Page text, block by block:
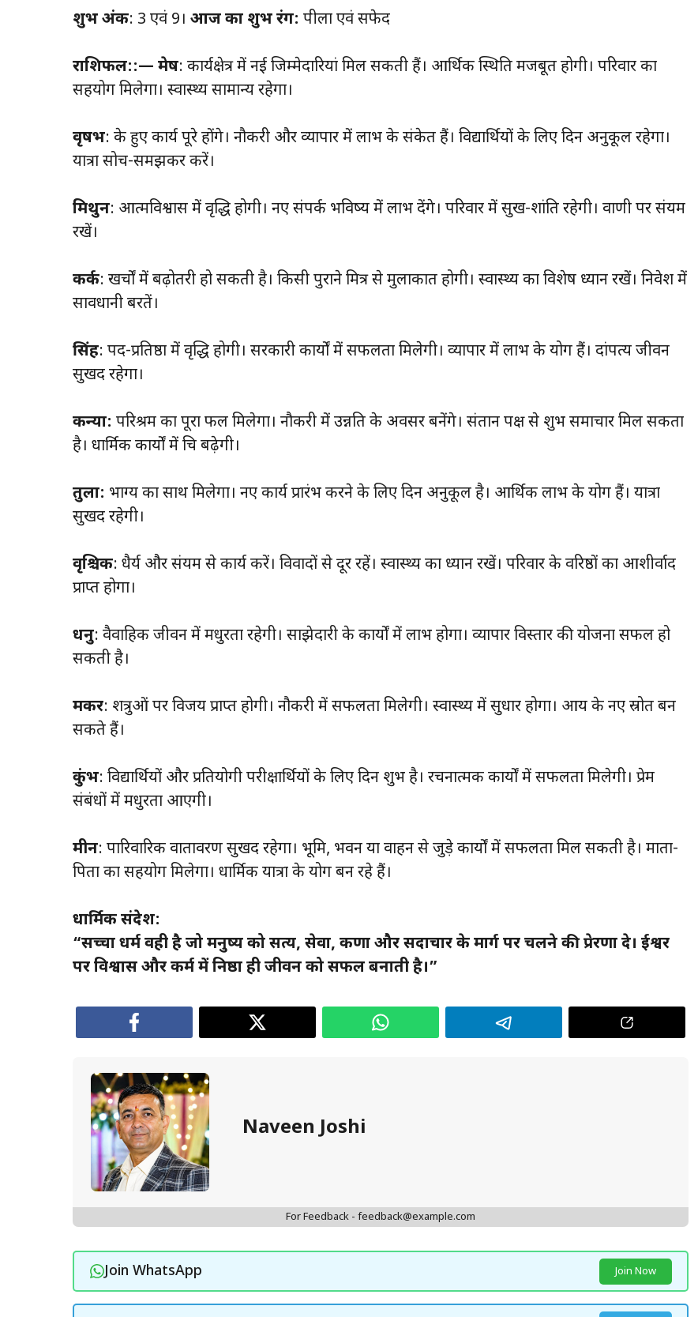
शुभ अंक: 3 एवं 9। आज का शुभ रंग: पीला एवं सफेद
राशिफल::— मेष: कार्यक्षेत्र में नई जिम्मेदारियां मिल सकती हैं। आर्थिक स्थिति मजबूत होगी। परिवार का
सहयोग मिलेगा। स्वास्थ्य सामान्य रहेगा।
वृषभ: रुके हुए कार्य पूरे होंगे। नौकरी और व्यापार में लाभ के संकेत हैं। विद्यार्थियों के लिए दिन अनुकूल रहेगा।
यात्रा सोच-समझकर करें।
मिथुन: आत्मविश्वास में वृद्धि होगी। नए संपर्क भविष्य में लाभ देंगे। परिवार में सुख-शांति रहेगी। वाणी पर संयम
रखें।
कर्क: खर्चों में बढ़ोतरी हो सकती है। किसी पुराने मित्र से मुलाकात होगी। स्वास्थ्य का विशेष ध्यान रखें। निवेश में
सावधानी बरतें।
सिंह: पद-प्रतिष्ठा में वृद्धि होगी। सरकारी कार्यों में सफलता मिलेगी। व्यापार में लाभ के योग हैं। दांपत्य जीवन
सुखद रहेगा।
कन्या: परिश्रम का पूरा फल मिलेगा। नौकरी में उन्नति के अवसर बनेंगे। संतान पक्ष से शुभ समाचार मिल सकता
है। धार्मिक कार्यों में रुचि बढ़ेगी।
तुला: भाग्य का साथ मिलेगा। नए कार्य प्रारंभ करने के लिए दिन अनुकूल है। आर्थिक लाभ के योग हैं। यात्रा
सुखद रहेगी।
वृश्चिक: धैर्य और संयम से कार्य करें। विवादों से दूर रहें। स्वास्थ्य का ध्यान रखें। परिवार के वरिष्ठों का आशीर्वाद
प्राप्त होगा।
धनु: वैवाहिक जीवन में मधुरता रहेगी। साझेदारी के कार्यों में लाभ होगा। व्यापार विस्तार की योजना सफल हो
सकती है।
मकर: शत्रुओं पर विजय प्राप्त होगी। नौकरी में सफलता मिलेगी। स्वास्थ्य में सुधार होगा। आय के नए स्रोत बन
सकते हैं।
कुंभ: विद्यार्थियों और प्रतियोगी परीक्षार्थियों के लिए दिन शुभ है। रचनात्मक कार्यों में सफलता मिलेगी। प्रेम
संबंधों में मधुरता आएगी।
मीन: पारिवारिक वातावरण सुखद रहेगा। भूमि, भवन या वाहन से जुड़े कार्यों में सफलता मिल सकती है। माता-
पिता का सहयोग मिलेगा। धार्मिक यात्रा के योग बन रहे हैं।
धार्मिक संदेश:
“सच्चा धर्म वही है जो मनुष्य को सत्य, सेवा, करुणा और सदाचार के मार्ग पर चलने की प्रेरणा दे। ईश्वर
पर विश्वास और कर्म में निष्ठा ही जीवन को सफल बनाती है।”
Naveen Joshi
For Feedback - feedback@example.com
Join WhatsApp Join Now